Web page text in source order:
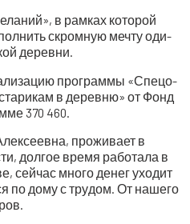
в рам­ках кото­рой
скром­ную меч­ту оди­
деревни.
про­грам­мы «Спе­цо­
в дерев­ню» от Фонд
370 460.
про­жи­ва­ет в
дол­гое вре­мя рабо­та­ла в
сей­час мно­го денег ухо­дит
по дому с тру­дом. От наше­го